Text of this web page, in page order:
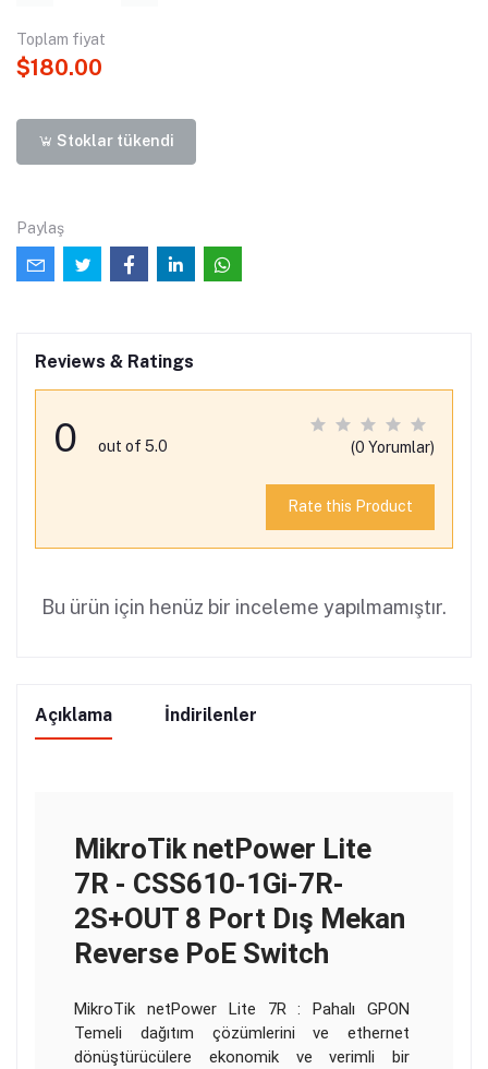
Toplam fiyat
$180.00
Stoklar tükendi
Paylaş
Reviews & Ratings
0 out of 5.0 (0 Yorumlar)
Rate this Product
Bu ürün için henüz bir inceleme yapılmamıştır.
Açıklama İndirilenler
MikroTik netPower Lite
7R - CSS610-1Gi-7R-
2S+OUT 8 Port Dış Mekan
Reverse PoE Switch
MikroTik netPower Lite 7R : Pahalı GPON
Temeli dağıtım çözümlerini ve ethernet
dönüştürücülere ekonomik ve verimli bir